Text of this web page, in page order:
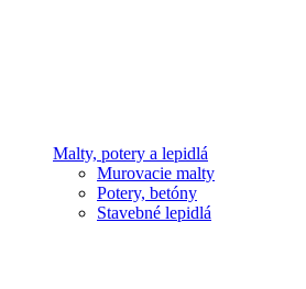
Malty, potery a lepidlá
Murovacie malty
Potery, betóny
Stavebné lepidlá